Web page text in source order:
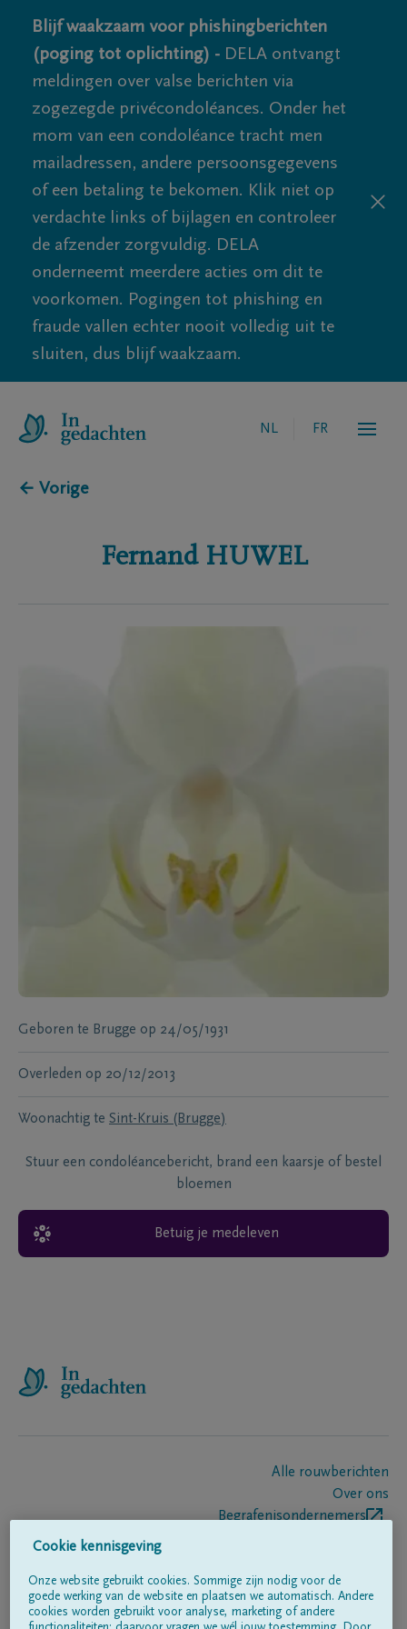
Blijf waakzaam voor phishingberichten
(poging tot oplichting) - DELA ontvangt
meldingen over valse berichten via
zogezegde privécondoléances. Onder het
mom van een condoléance tracht men
mailadressen, andere persoonsgegevens
of een betaling te bekomen. Klik niet op
verdachte links of bijlagen en controleer
de afzender zorgvuldig. DELA
onderneemt meerdere acties om dit te
voorkomen. Pogingen tot phishing en
fraude vallen echter nooit volledig uit te
sluiten, dus blijf waakzaam.
NL FR
← Vorige
Fernand HUWEL
Geboren te Brugge op 24/05/1931
Overleden op 20/12/2013
Woonachtig te Sint-Kruis (Brugge)
Stuur een condoléancebericht, brand een kaarsje of bestel
bloemen
Betuig je medeleven
Alle rouwberichten
Over ons
Begrafenisondernemers
Volg ons op
Cookie kennisgeving
Onze website gebruikt cookies. Sommige zijn nodig voor de
goede werking van de website en plaatsen we automatisch. Andere
cookies worden gebruikt voor analyse, marketing of andere